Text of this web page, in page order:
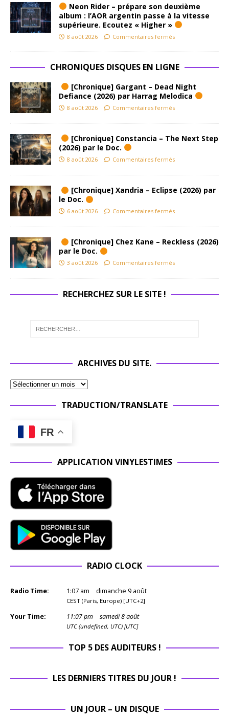
Neon Rider – prépare son deuxième
album : l’AOR argentin passe à la vitesse
supérieure. Ecoutez « Higher »
8 août 2026 Commentaires fermés
CHRONIQUES DISQUES EN LIGNE
[Chronique] Gargant – Dead Night
Defiance (2026) par Harrag Melodica
8 août 2026 Commentaires fermés
[Chronique] Constancia – The Next Step
(2026) par le Doc.
8 août 2026 Commentaires fermés
[Chronique] Xandria – Eclipse (2026) par
le Doc.
6 août 2026 Commentaires fermés
[Chronique] Chez Kane – Reckless (2026)
par le Doc.
3 août 2026 Commentaires fermés
RECHERCHEZ SUR LE SITE !
ARCHIVES DU SITE.
TRADUCTION/TRANSLATE
FR
APPLICATION VINYLESTIMES
RADIO CLOCK
Radio Time: 1:07 am dimanche 9 août
CEST (Paris, Europe) [UTC+2]
Your Time: 11:07pm samedi 8 août
UTC (undefined, UTC) [UTC]
TOP 5 DES AUDITEURS !
LES DERNIERS TITRES DU JOUR !
UN JOUR – UN DISQUE